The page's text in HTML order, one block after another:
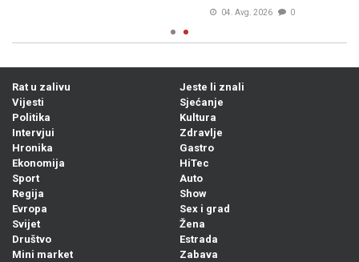
Rat u zalivu
Vijesti
Politika
Intervjui
Hronika
Ekonomija
Sport
Regija
Evropa
Svijet
Društvo
Mini market
Jeste li znali
Sjećanje
Kultura
Zdravlje
Gastro
HiTec
Auto
Show
Sex i grad
Žena
Estrada
Zabava